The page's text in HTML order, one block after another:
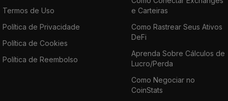
Termos de Uso
Política de Privacidade
Política de Cookies
Política de Reembolso
e Carteiras
Como Rastrear Seus Ativos
DeFi
Aprenda Sobre Cálculos de
Lucro/Perda
Como Negociar no
CoinStats